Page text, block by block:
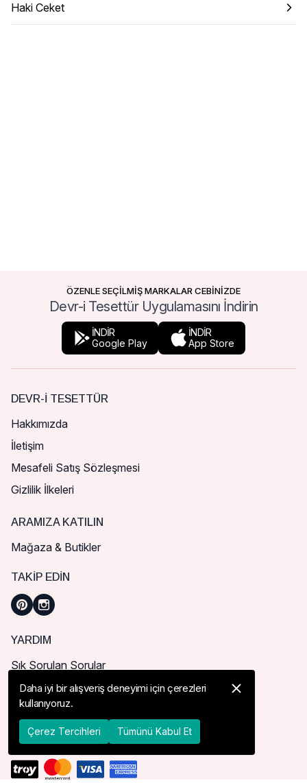
Haki Ceket
ÖZENLE SEÇİLMİŞ MARKALAR CEBİNİZDE
Devr-i Tesettür Uygulamasını İndirin
İNDİR
Google Play
İNDİR
App Store
DEVR-I TESETTÜR
Hakkımızda
İletişim
Mesafeli Satış Sözleşmesi
Gizlilik İlkeleri
ARAMIZA KATILIN
Mağaza & Butikler
TAKIP EDIN
YARDIM
Sık Sorulan Sorular
Nasıl Sipariş Verebilirim?
Kargo ve Teslimat
İade, İptal ve Değişim
Daha iyi bir alışveriş deneyimi için çerezleri
kullanıyoruz.
Çerez Tercihleri Tümünü Kabul Et